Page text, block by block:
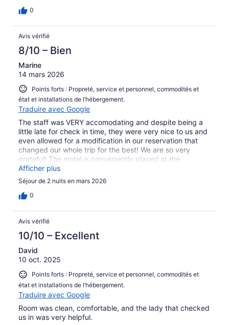
0
Avis vérifié
8/10 – Bien
Marine
14 mars 2026
Points forts : Propreté, service et personnel, commodités et
état et installations de l’hébergement.
Traduire avec Google
The staff was VERY accomodating and despite being a
little late for check in time, they were very nice to us and
even allowed for a modification in our reservation that
changed our whole trip for the best! We are so very
grateful! The motel is conveniently placed at the
entrance of Forks and right in front of a gas station, a
diner and a coffee shop. Made our stay so much easier.
The room was clean and nice!
Afficher plus
Séjour de 2 nuits en mars 2026
0
Avis vérifié
10/10 – Excellent
David
10 oct. 2025
Points forts : Propreté, service et personnel, commodités et
état et installations de l’hébergement.
Traduire avec Google
Room was clean, comfortable, and the lady that checked
us in was very helpful.